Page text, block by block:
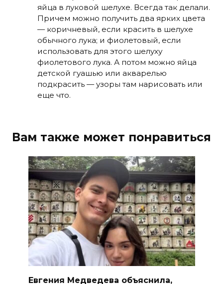
яйца в луковой шелухе. Всегда так делали.
Причем можно получить два ярких цвета
— коричневый, если красить в шелухе
обычного лука; и фиолетовый, если
использовать для этого шелуху
фиолетового лука. А потом можно яйца
детской гуашью или акварелью
подкрасить — узоры там нарисовать или
еще что.
Вам также может понравиться
Евгения Медведева объяснила,